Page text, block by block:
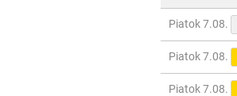
Piatok 7.08.
Piatok 7.08.
Piatok 7.08.